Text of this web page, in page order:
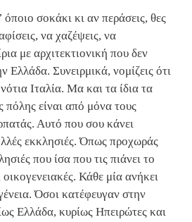
σοκάκι κι αν περάσεις, θες
να χαζέψεις, να
με αρχιτεκτιονική που δεν
Ελλάδα. Συνειρμικά, νομίζεις ότι
Ιταλία. Μα και τα ίδια τα
πόλης είναι από μόνα τους
Αυτό που σου κάνει
εκκλησιές. Όπως προχωράς
που ίσα που τις πιάνει το
οικογενειακές. Κάθε μία ανήκει
Όσοι κατέφευγαν στην
Ελλάδα, κυρίως Ηπειρώτες και